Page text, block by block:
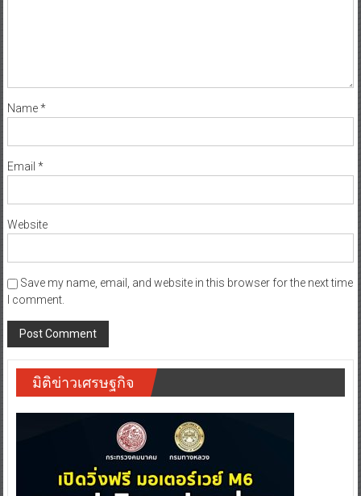
Name*
Email *
Website
Save my name, email, and website in this browser for the next time
I comment.
มิติข่าวเศรษฐกิจ